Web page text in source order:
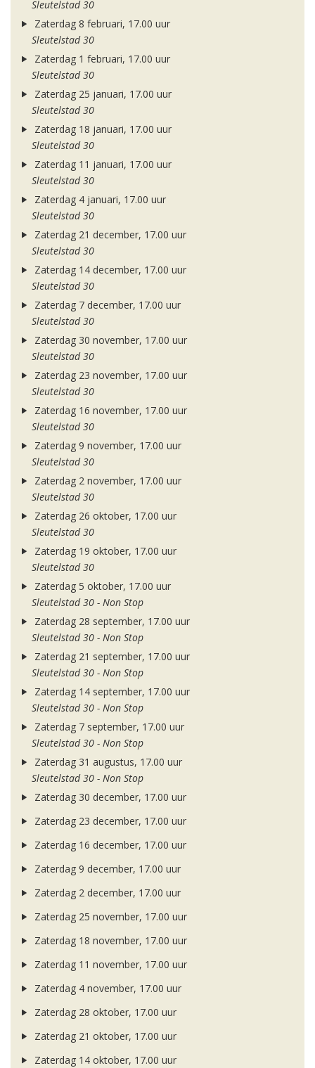
Sleutelstad 30
Zaterdag 8 februari, 17.00 uur
Sleutelstad 30
Zaterdag 1 februari, 17.00 uur
Sleutelstad 30
Zaterdag 25 januari, 17.00 uur
Sleutelstad 30
Zaterdag 18 januari, 17.00 uur
Sleutelstad 30
Zaterdag 11 januari, 17.00 uur
Sleutelstad 30
Zaterdag 4 januari, 17.00 uur
Sleutelstad 30
Zaterdag 21 december, 17.00 uur
Sleutelstad 30
Zaterdag 14 december, 17.00 uur
Sleutelstad 30
Zaterdag 7 december, 17.00 uur
Sleutelstad 30
Zaterdag 30 november, 17.00 uur
Sleutelstad 30
Zaterdag 23 november, 17.00 uur
Sleutelstad 30
Zaterdag 16 november, 17.00 uur
Sleutelstad 30
Zaterdag 9 november, 17.00 uur
Sleutelstad 30
Zaterdag 2 november, 17.00 uur
Sleutelstad 30
Zaterdag 26 oktober, 17.00 uur
Sleutelstad 30
Zaterdag 19 oktober, 17.00 uur
Sleutelstad 30
Zaterdag 5 oktober, 17.00 uur
Sleutelstad 30 - Non Stop
Zaterdag 28 september, 17.00 uur
Sleutelstad 30 - Non Stop
Zaterdag 21 september, 17.00 uur
Sleutelstad 30 - Non Stop
Zaterdag 14 september, 17.00 uur
Sleutelstad 30 - Non Stop
Zaterdag 7 september, 17.00 uur
Sleutelstad 30 - Non Stop
Zaterdag 31 augustus, 17.00 uur
Sleutelstad 30 - Non Stop
Zaterdag 30 december, 17.00 uur
Zaterdag 23 december, 17.00 uur
Zaterdag 16 december, 17.00 uur
Zaterdag 9 december, 17.00 uur
Zaterdag 2 december, 17.00 uur
Zaterdag 25 november, 17.00 uur
Zaterdag 18 november, 17.00 uur
Zaterdag 11 november, 17.00 uur
Zaterdag 4 november, 17.00 uur
Zaterdag 28 oktober, 17.00 uur
Zaterdag 21 oktober, 17.00 uur
Zaterdag 14 oktober, 17.00 uur